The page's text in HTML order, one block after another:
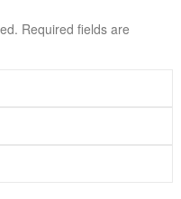
Required fields are